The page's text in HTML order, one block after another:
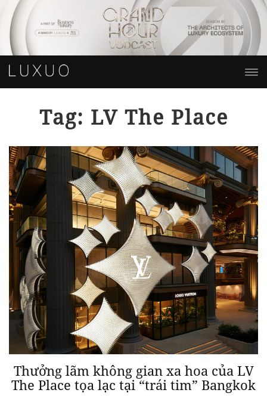
Tag: LV The Place
Thưởng lãm không gian xa hoa của LV
The Place tọa lạc tại “trái tim” Bangkok